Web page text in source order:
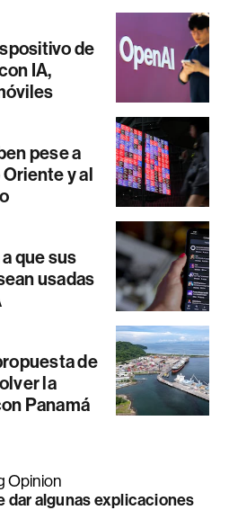
de
IA,
pese a
y al
que sus
usadas
de
la
Panamá
Opinion
dar algunas explicaciones